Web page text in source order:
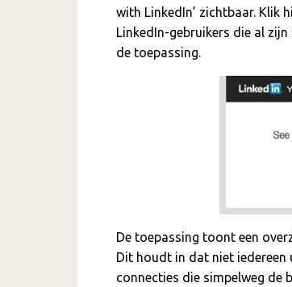
with LinkedIn’ zichtbaar. Klik
LinkedIn-gebruikers die al
de toepassing.
De toepassing toont een
Dit houdt in dat niet iedereen
connecties die simpelweg de